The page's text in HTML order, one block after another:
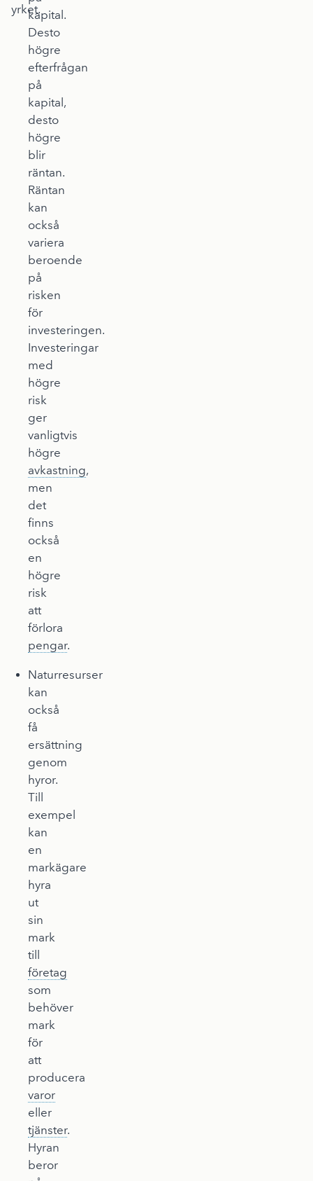
kapital.
Desto
högre
efterfrågan
på
kapital,
desto
högre
blir
räntan.
Räntan
kan
också
variera
beroende
på
risken
för
investeringen.
Investeringar
med
högre
risk
ger
vanligtvis
högre
avkastning,
men
det
finns
också
en
högre
risk
att
förlora
pengar.
Naturresurser
kan
också
få
ersättning
genom
hyror.
Till
exempel
kan
en
markägare
hyra
ut
sin
mark
till
företag
som
behöver
mark
för
att
producera
varor
eller
tjänster.
Hyran
beror
yrket.